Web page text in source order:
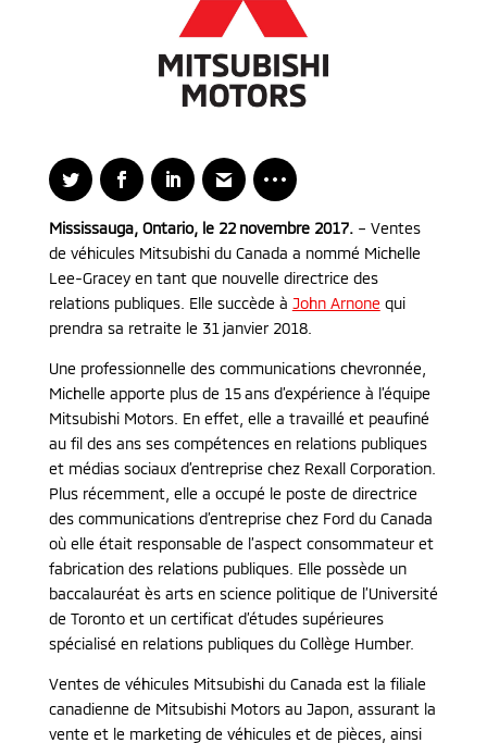
Mississauga, Ontario, le 22 novembre 2017.– Ventes
de véhicules Mitsubishi du Canada a nommé Michelle
Lee-Gracey en tant que nouvelle directrice des
relations publiques. Elle succède à John Arnone qui
prendra sa retraite le 31 janvier 2018.
Une professionnelle des communications chevronnée,
Michelle apporte plus de 15 ans d’expérience à l’équipe
Mitsubishi Motors. En effet, elle a travaillé et peaufiné
au fil des ans ses compétences en relations publiques
et médias sociaux d’entreprise chez Rexall Corporation.
Plus récemment, elle a occupé le poste de directrice
des communications d’entreprise chez Ford du Canada
où elle était responsable de l’aspect consommateur et
fabrication des relations publiques. Elle possède un
baccalauréat ès arts en science politique de l’Université
de Toronto et un certificat d’études supérieures
spécialisé en relations publiques du Collège Humber.
Ventes de véhicules Mitsubishi du Canada est la filiale
canadienne de Mitsubishi Motors au Japon, assurant la
vente et le marketing de véhicules et de pièces, ainsi